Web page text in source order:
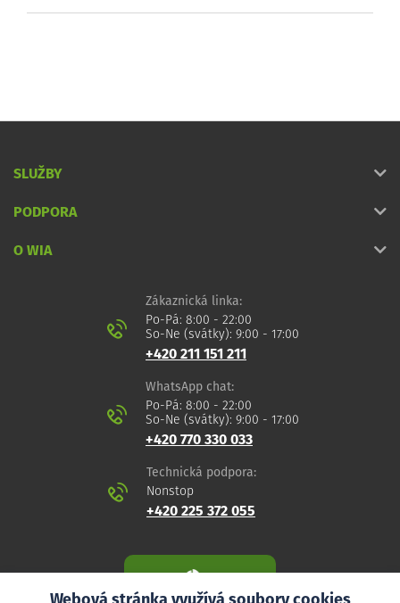
SLUŽBY
PODPORA
O WIA
Zákaznická linka:
Po-Pá: 8:00 - 22:00
So-Ne (svátky): 9:00 - 17:00
+420 211 151 211
WhatsApp chat:
Po-Pá: 8:00 - 22:00
So-Ne (svátky): 9:00 - 17:00
+420 770 330 033
Technická podpora:
Nonstop
+420 225 372 055